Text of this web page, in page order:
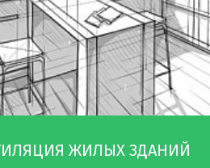
ЖИЛЫХ ЗДАНИЙ